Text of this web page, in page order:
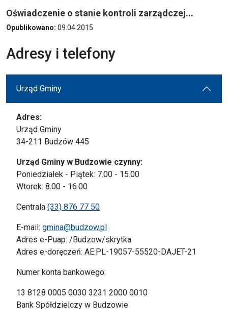
Oświadczenie o stanie kontroli zarządczej...
Opublikowano: 09.04.2015
Adresy i telefony
Urząd Gminy
Adres:
Urząd Gminy
34-211 Budzów 445
Urząd Gminy w Budzowie czynny:
Poniedziałek - Piątek: 7.00 - 15.00
Wtorek: 8.00 - 16.00
Centrala (33) 876 77 50
E-mail: gmina@budzow.pl
Adres e-Puap: /Budzow/skrytka
Adres e-doręczeń: AE:PL-19057-55520-DAJET-21
Numer konta bankowego:
13 8128 0005 0030 3231 2000 0010
Bank Spółdzielczy w Budzowie